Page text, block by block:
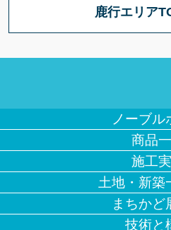
鹿行エリア
ノーブル
商品
施工
土地・新築
まちかど
技術と